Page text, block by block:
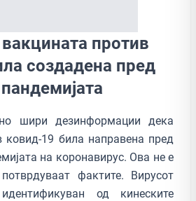
против
создадена пред
шири дезинформации дека
ковид-19 била направена пред
на коронавирус. Ова не е
фактите. Вирусот
од кинеските